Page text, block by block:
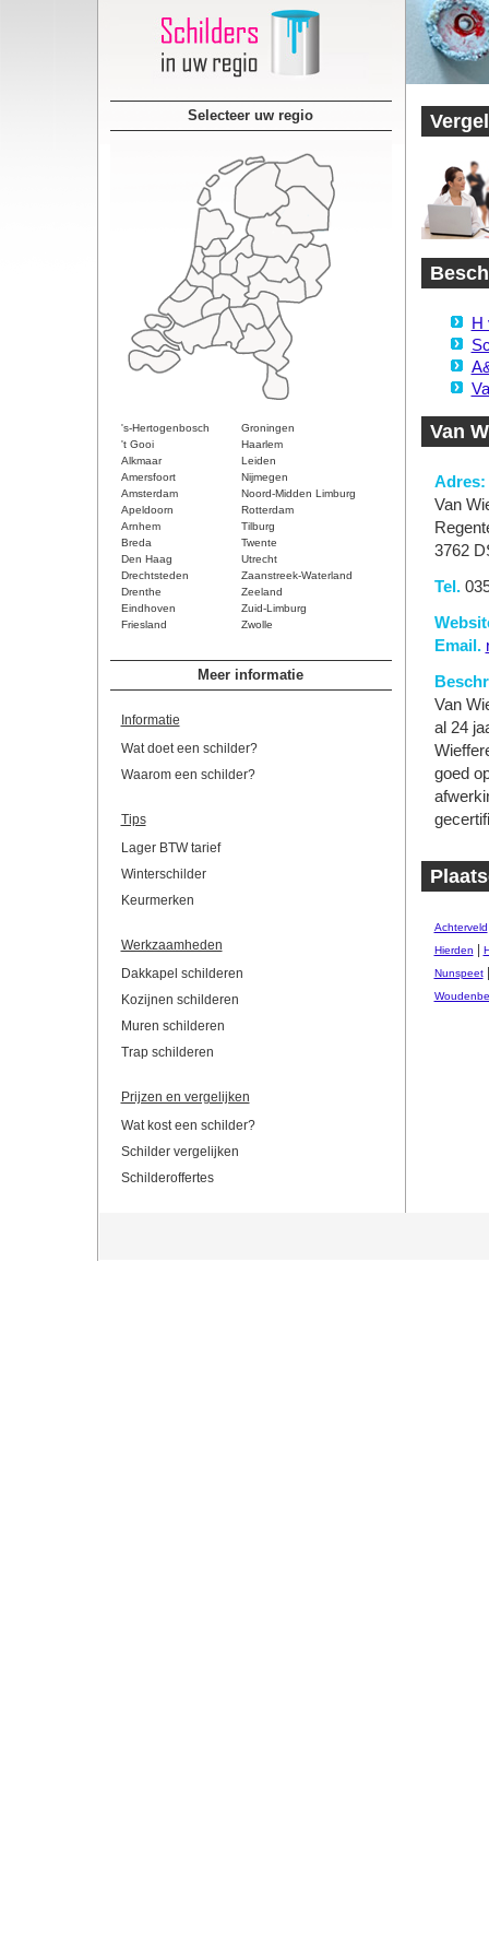
Selecteer uw regio
's-Hertogenbosch
Groningen
't Gooi
Haarlem
Alkmaar
Leiden
Amersfoort
Nijmegen
Amsterdam
Noord-Midden Limburg
Apeldoorn
Rotterdam
Arnhem
Tilburg
Breda
Twente
Den Haag
Utrecht
Drechtsteden
Zaanstreek-Waterland
Drenthe
Zeeland
Eindhoven
Zuid-Limburg
Friesland
Zwolle
Meer informatie
Informatie
Wat doet een schilder?
Waarom een schilder?
Tips
Lager BTW tarief
Winterschilder
Keurmerken
Werkzaamheden
Dakkapel schilderen
Kozijnen schilderen
Muren schilderen
Trap schilderen
Prijzen en vergelijken
Wat kost een schilder?
Schilder vergelijken
Schilderoffertes
H
Van
Adres:
Van
3762
Tel.
Email.
Van
al 24
goed
Achterveld
Hierden
Nunspeet